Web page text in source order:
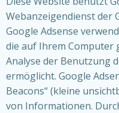
Webanzeigendienst der
Google Adsense
die auf Ihrem Computer
Analyse der Benutzung
ermöglicht. Google
Beacons“ (kleine
von Informationen.